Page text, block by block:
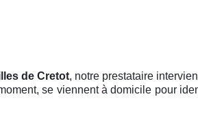
de Cretot, notre prestataire
se viennent à domicile pour